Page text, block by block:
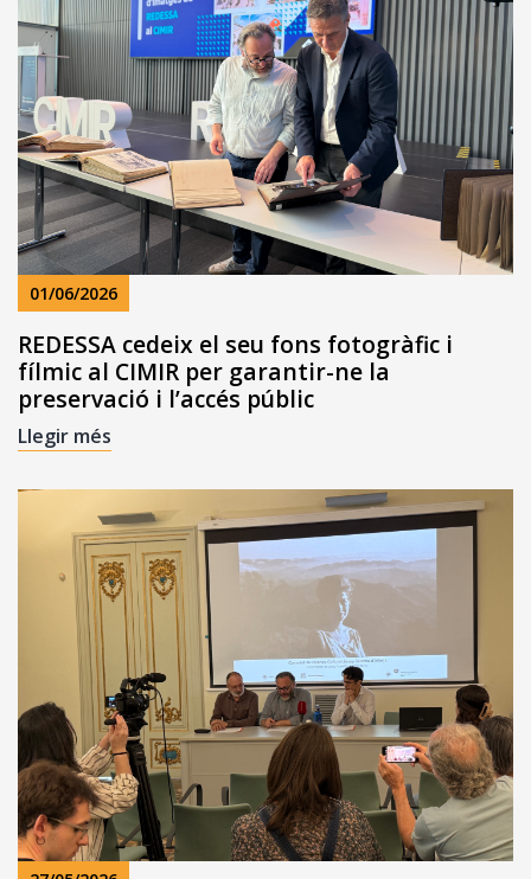
01/06/2026
REDESSA cedeix el seu fons fotogràfic i
fílmic al CIMIR per garantir-ne la
preservació i l’accés públic
Llegir més